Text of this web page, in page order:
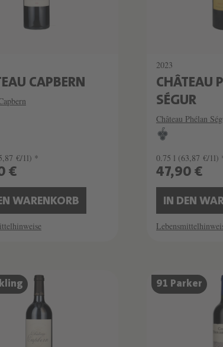
CAPBERN
€/1l) *
€
WARENKORB
2023
CHÂTEAU
SÉGUR
Château Phélan
0.75 l (63,87 €/1l)
47,90 €
IN DEN
91 Parker